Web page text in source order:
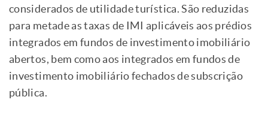
considerados de utilidade turística. São reduzidas
para metade as taxas de IMI aplicáveis aos prédios
integrados em fundos de investimento imobiliário
abertos, bem como aos integrados em fundos de
investimento imobiliário fechados de subscrição
pública.